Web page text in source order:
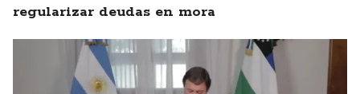
regularizar deudas en mora